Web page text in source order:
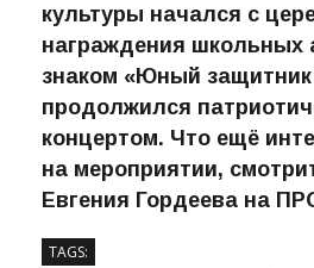
культуры начался с
награждения школьных
знаком «Юный защитник
продолжился
концертом. Что ещё
на мероприятии,
Евгения Гордеева на
TAGS: